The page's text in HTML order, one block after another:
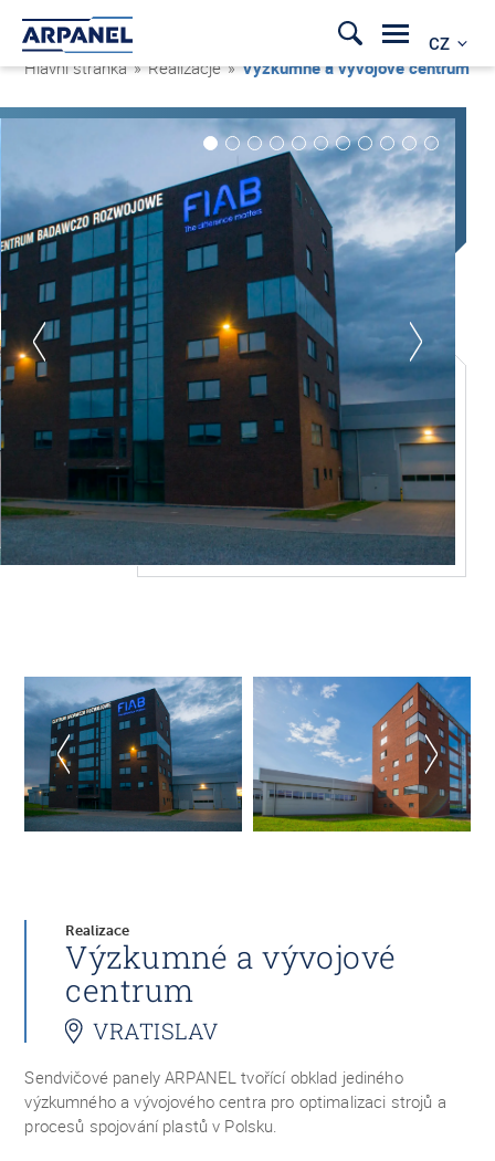
CZ
Hlavní stránka » Realizacje »Výzkumné a vývojové centrum
Realizace
Výzkumné a vývojové
centrum
VRATISLAV
Sendvičové panely ARPANEL tvořící obklad jediného
výzkumného a vývojového centra pro optimalizaci strojů a
procesů spojování plastů v Polsku.